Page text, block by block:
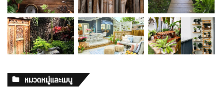
หมวดหมู่และเมนู